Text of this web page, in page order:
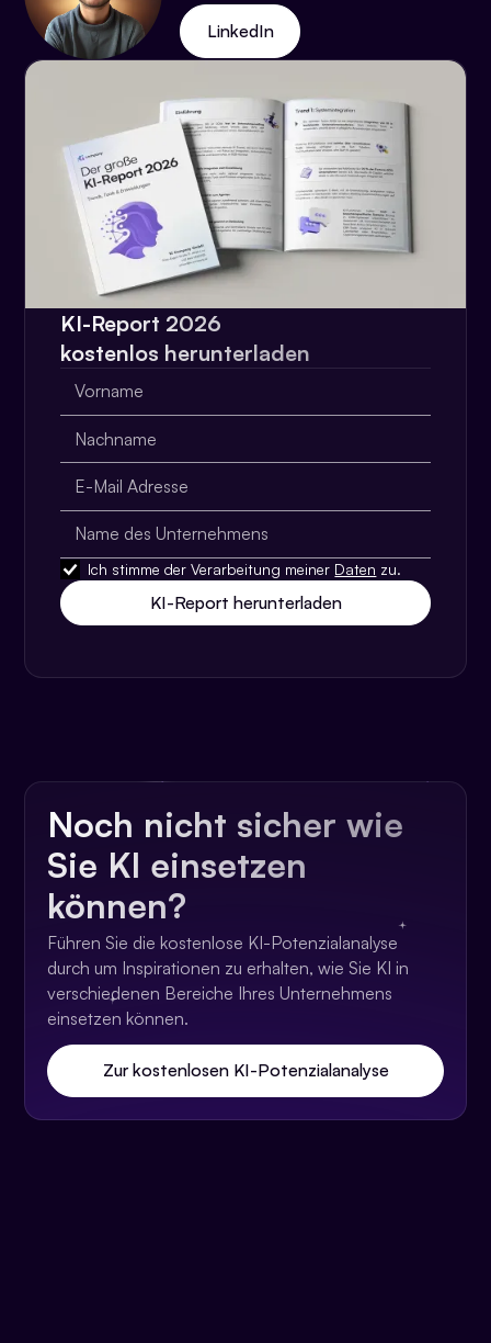
LinkedIn
KI-Report 2026
kostenlos herunterladen
Ich stimme der Verarbeitung meiner Daten zu.
Noch nicht sicher wie
Sie KI einsetzen
können?
Führen Sie die kostenlose KI-Potenzialanalyse
durch um Inspirationen zu erhalten, wie Sie KI in
verschiedenen Bereiche Ihres Unternehmens
einsetzen können.
Zur kostenlosen KI-Potenzialanalyse